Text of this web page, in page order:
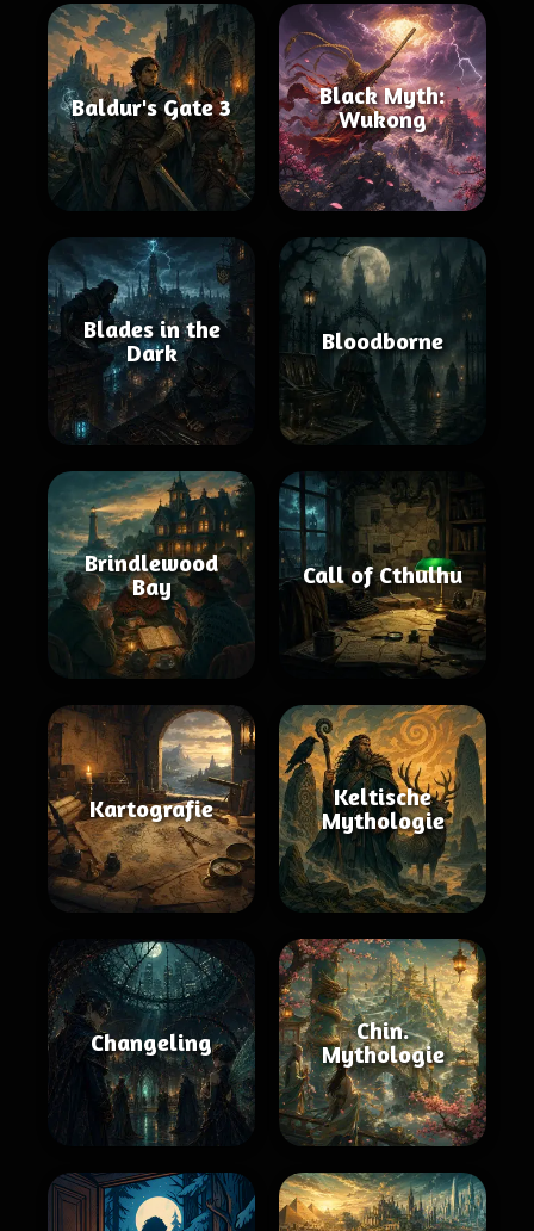
Baldur's Gate 3
Black Myth:
Wukong
Blades in the
Dark
Bloodborne
Brindlewood
Bay
Call of Cthulhu
Kartografie
Keltische
Mythologie
Changeling
Chin.
Mythologie